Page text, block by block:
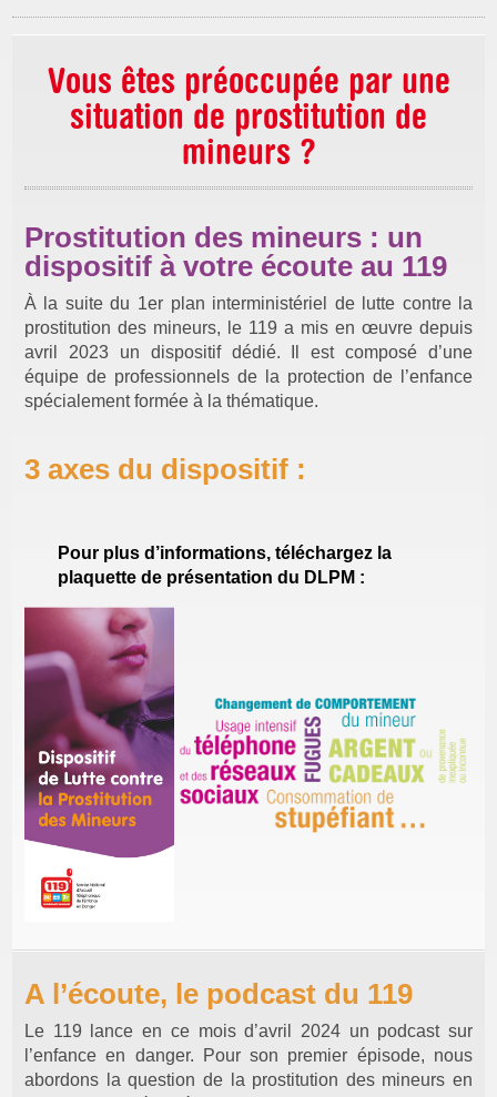
Vous êtes préoccupée par une
situation de prostitution de
mineurs ?
Prostitution des mineurs : un
dispositif à votre écoute au 119
À la suite du 1er plan interministériel de lutte contre la
prostitution des mineurs, le 119 a mis en œuvre depuis
avril 2023 un dispositif dédié. Il est composé d’une
équipe de professionnels de la protection de l’enfance
spécialement formée à la thématique.
3 axes du dispositif :
Pour plus d’informations, téléchargez la
plaquette de présentation du DLPM :
A l’écoute, le podcast du 119
Le 119 lance en ce mois d’avril 2024 un podcast sur
l’enfance en danger. Pour son premier épisode, nous
abordons la question de la prostitution des mineurs en